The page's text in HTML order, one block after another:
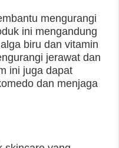
mengurangi
ini mengandung
biru dan vitamin
jerawat dan
ini juga dapat
dan menjaga